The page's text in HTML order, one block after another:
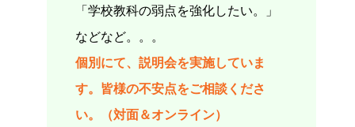
「学校教科の弱点を強化したい。」
などなど。。。
個別にて、説明会を実施していま
す。皆様の不安点をご相談くださ
い。（対面＆オンライン）